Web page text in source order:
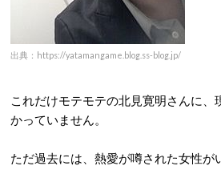
出典：https://yatamangame.blog.ss-blog.jp/
これだけモテモテの北見寛明さんに、
かっていません。
ただ過去には、熱愛が噂された女性が